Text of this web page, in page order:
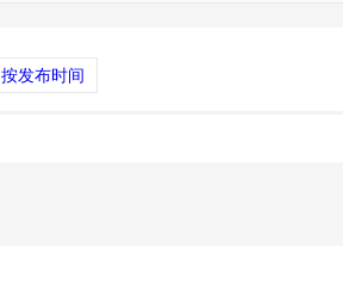
按发布时间